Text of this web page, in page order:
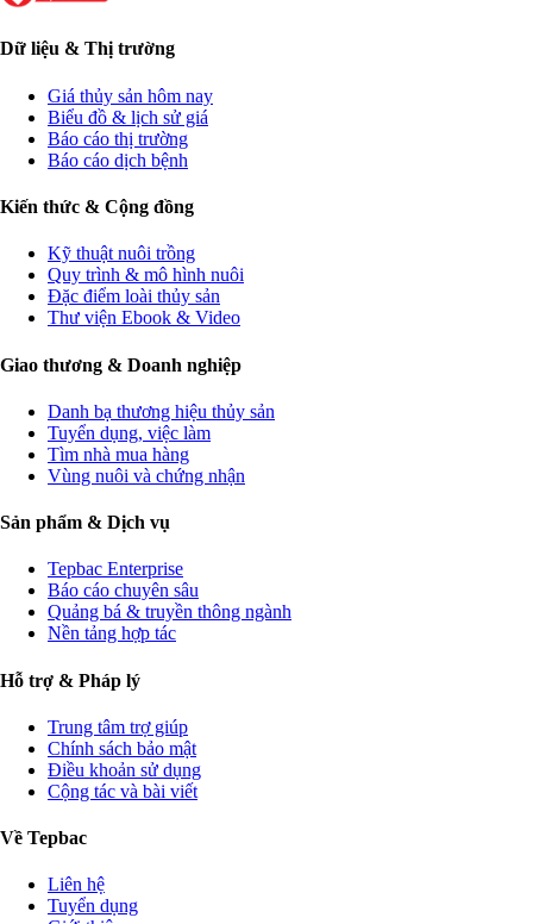
Dữ liệu & Thị trường
Giá thủy sản hôm nay
Biểu đồ & lịch sử giá
Báo cáo thị trường
Báo cáo dịch bệnh
Kiến thức & Cộng đồng
Kỹ thuật nuôi trồng
Quy trình & mô hình nuôi
Đặc điểm loài thủy sản
Thư viện Ebook & Video
Giao thương & Doanh nghiệp
Danh bạ thương hiệu thủy sản
Tuyển dụng, việc làm
Tìm nhà mua hàng
Vùng nuôi và chứng nhận
Sản phẩm & Dịch vụ
Tepbac Enterprise
Báo cáo chuyên sâu
Quảng bá & truyền thông ngành
Nền tảng hợp tác
Hỗ trợ & Pháp lý
Trung tâm trợ giúp
Chính sách bảo mật
Điều khoản sử dụng
Cộng tác và bài viết
Về Tepbac
Liên hệ
Tuyển dụng